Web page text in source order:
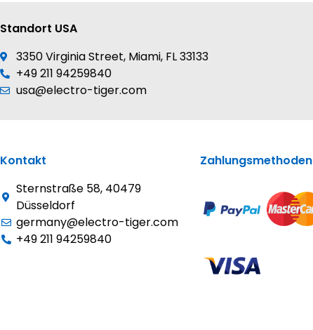
Standort USA
3350 Virginia Street, Miami, FL 33133
+49 211 94259840
usa@electro-tiger.com
Kontakt
Sternstraße 58, 40479
Düsseldorf
germany@electro-tiger.com
+49 211 94259840
Zahlungsmethoden